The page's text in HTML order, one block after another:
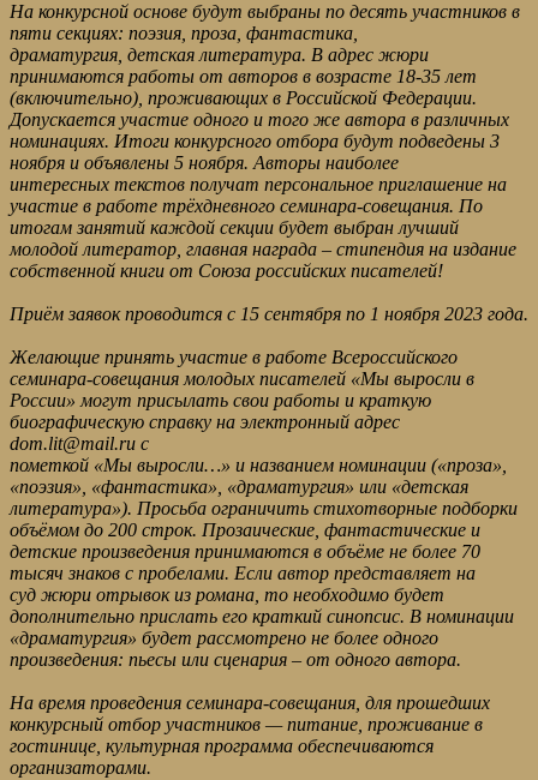
На конкурсной основе будут выбраны по десять участников в
пяти секциях: поэзия, проза, фантастика,
драматургия, детская литература. В адрес жюри
принимаются работы от авторов в возрасте 18-35 лет
(включительно), проживающих в Российской Федерации.
Допускается участие одного и того же автора в различных
номинациях. Итоги конкурсного отбора будут подведены 3
ноября и объявлены 5 ноября. Авторы наиболее
интересных текстов получат персональное приглашение на
участие в работе трёхдневного семинара-совещания. По
итогам занятий каждой секции будет выбран лучший
молодой литератор, главная награда – стипендия на издание
собственной книги от Союза российских писателей!
Приём заявок проводится с 15 сентября по 1 ноября 2023 года.
Желающие принять участие в работе Всероссийского
семинара-совещания молодых писателей «Мы выросли в
России» могут присылать свои работы и краткую
биографическую справку на электронный адрес
dom.lit@mail.ru с
пометкой «Мы выросли…» и названием номинации («проза»,
«поэзия», «фантастика», «драматургия» или «детская
литература»). Просьба ограничить стихотворные подборки
объёмом до 200 строк. Прозаические, фантастические и
детские произведения принимаются в объёме не более 70
тысяч знаков с пробелами. Если автор представляет на
суд жюри отрывок из романа, то необходимо будет
дополнительно прислать его краткий синопсис. В номинации
«драматургия» будет рассмотрено не более одного
произведения: пьесы или сценария – от одного автора.
На время проведения семинара-совещания, для прошедших
конкурсный отбор участников — питание, проживание в
гостинице, культурная программа обеспечиваются
организаторами.